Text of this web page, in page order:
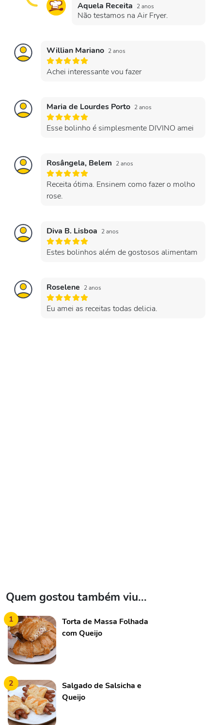
Aquela Receita 2 anos
Não testamos na Air Fryer.
Willian Mariano 2 anos
Achei interessante vou fazer
Maria de Lourdes Porto 2 anos
Esse bolinho é simplesmente DIVINO amei
Rosângela, Belem 2 anos
Receita ótima. Ensinem como fazer o molho
rose.
Diva B. Lisboa 2 anos
Estes bolinhos além de gostosos alimentam
Roselene 2 anos
Eu amei as receitas todas delicia.
Quem gostou também viu...
1
Torta de Massa Folhada
com Queijo
2
Salgado de Salsicha e
Queijo